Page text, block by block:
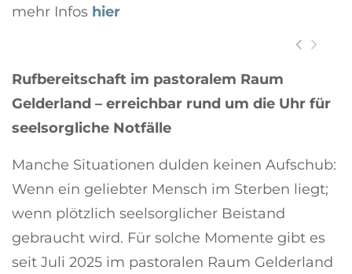
nächster Termin am 14.09. um 19.00 Uhr in
Rufbereitschaft im pastoralem Raum
Gelderland – erreichbar rund um die Uhr für
seelsorgliche Notfälle
Manche Situationen dulden keinen Aufschub:
Wenn ein geliebter Mensch im Sterben liegt;
wenn plötzlich seelsorglicher Beistand
gebraucht wird. Für solche Momente gibt es
seit Juli 2025 im pastoralen Raum Gelderland